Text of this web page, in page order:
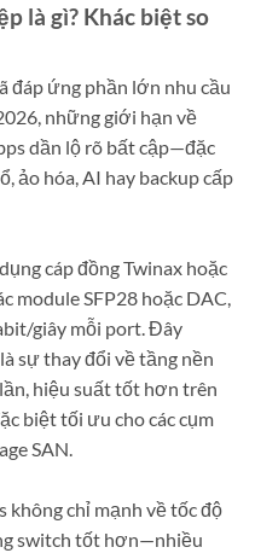
là gì? Khác biệt so
đáp ứng phần lớn nhu cầu
những giới hạn về
dần lộ rõ bất cập—đặc
ảo hóa, AI hay backup cấp
cáp đồng Twinax hoặc
module SFP28 hoặc DAC,
giây mỗi port. Đây
sự thay đổi về tầng nền
hiệu suất tốt hơn trên
biệt tối ưu cho các cụm
SAN.
không chỉ mạnh về tốc độ
switch tốt hơn—nhiều